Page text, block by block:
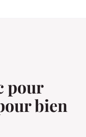
pour
bien